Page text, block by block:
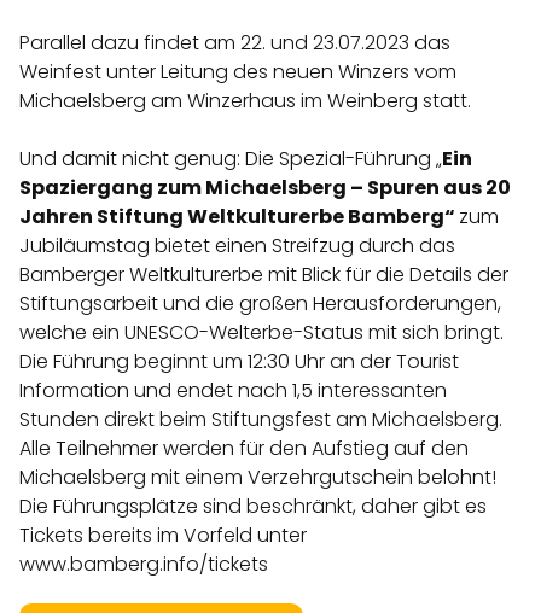
Parallel dazu findet am 22. und 23.07.2023 das
Weinfest unter Leitung des neuen Winzers vom
Michaelsberg am Winzerhaus im Weinberg statt.
Und damit nicht genug: Die Spezial-Führung „Ein
Spaziergang zum Michaelsberg – Spuren aus 20
Jahren Stiftung Weltkulturerbe Bamberg“ zum
Jubiläumstag bietet einen Streifzug durch das
Bamberger Weltkulturerbe mit Blick für die Details der
Stiftungsarbeit und die großen Herausforderungen,
welche ein UNESCO-Welterbe-Status mit sich bringt.
Die Führung beginnt um 12:30 Uhr an der Tourist
Information und endet nach 1,5 interessanten
Stunden direkt beim Stiftungsfest am Michaelsberg.
Alle Teilnehmer werden für den Aufstieg auf den
Michaelsberg mit einem Verzehrgutschein belohnt!
Die Führungsplätze sind beschränkt, daher gibt es
Tickets bereits im Vorfeld unter
www.bamberg.info/tickets